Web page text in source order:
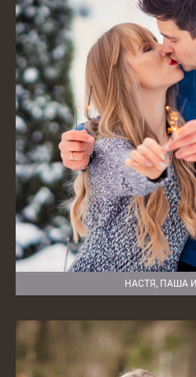
НАСТЯ, ПАША